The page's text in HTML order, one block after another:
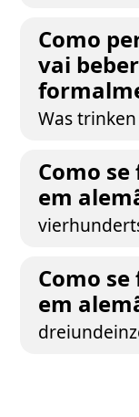
Como
vai
Was trinken
Como
em
Como
em